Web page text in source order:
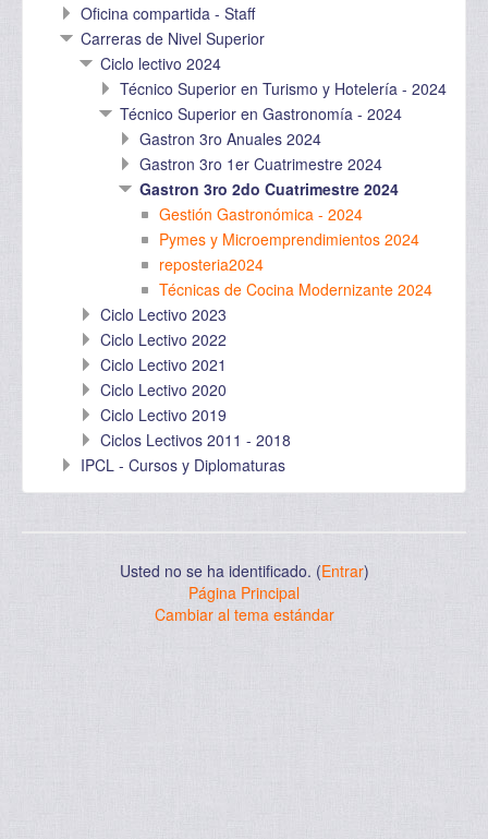
Oficina compartida - Staff
Carreras de Nivel Superior
Ciclo lectivo 2024
Técnico Superior en Turismo y Hotelería - 2024
Técnico Superior en Gastronomía - 2024
Gastron 3ro Anuales 2024
Gastron 3ro 1er Cuatrimestre 2024
Gastron 3ro 2do Cuatrimestre 2024
Gestión Gastronómica - 2024
Pymes y Microemprendimientos 2024
reposteria2024
Técnicas de Cocina Modernizante 2024
Ciclo Lectivo 2023
Ciclo Lectivo 2022
Ciclo Lectivo 2021
Ciclo Lectivo 2020
Ciclo Lectivo 2019
Ciclos Lectivos 2011 - 2018
IPCL - Cursos y Diplomaturas
Usted no se ha identificado. (Entrar)
Página Principal
Cambiar al tema estándar